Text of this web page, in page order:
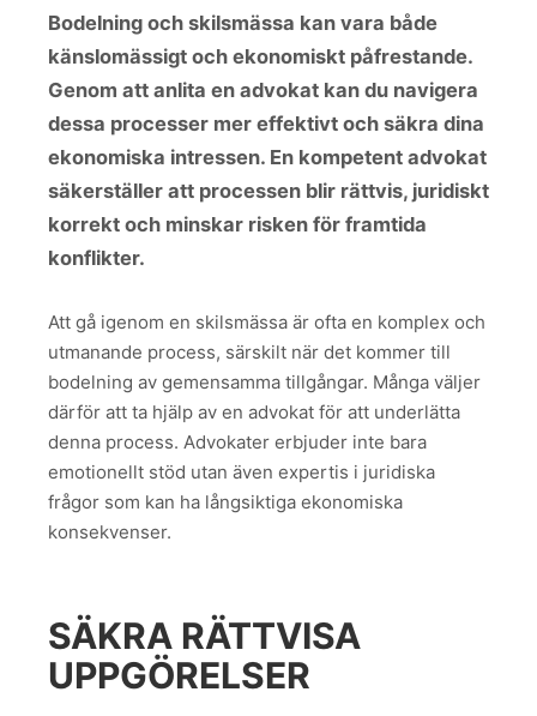
Bodelning och skilsmässa kan vara både
känslomässigt och ekonomiskt påfrestande.
Genom att anlita en advokat kan du navigera
dessa processer mer effektivt och säkra dina
ekonomiska intressen. En kompetent advokat
säkerställer att processen blir rättvis, juridiskt
korrekt och minskar risken för framtida
konflikter.
Att gå igenom en skilsmässa är ofta en komplex och
utmanande process, särskilt när det kommer till
bodelning av gemensamma tillgångar. Många väljer
därför att ta hjälp av en advokat för att underlätta
denna process. Advokater erbjuder inte bara
emotionellt stöd utan även expertis i juridiska
frågor som kan ha långsiktiga ekonomiska
konsekvenser.
SÄKRA RÄTTVISA
UPPGÖRELSER